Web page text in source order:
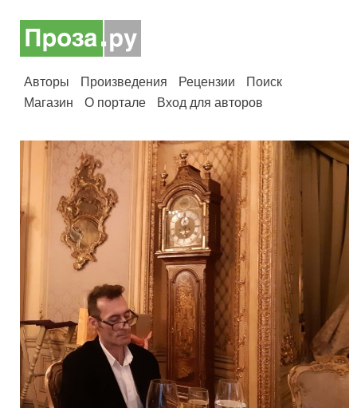
Авторы Произведения Рецензии
Поиск
Магазин
О портале Вход для авторов